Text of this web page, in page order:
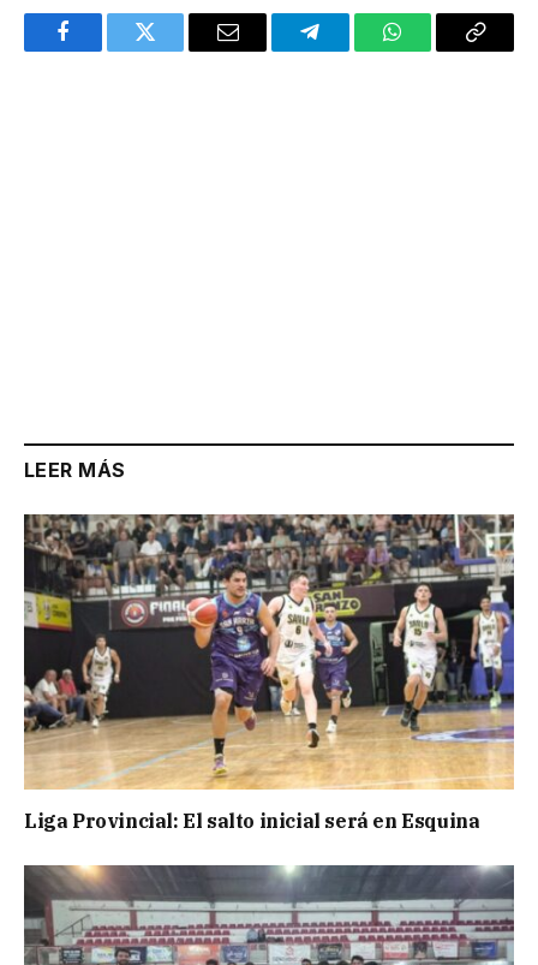
FacebookTwitter Email TelegramWhatsAppCopy
LEER MÁS
Liga Provincial: El salto inicial será en Esquina